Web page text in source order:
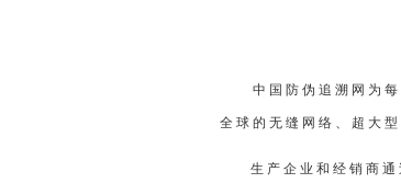
中国防伪追溯网为
全球的无缝网络、超大
生产企业和经销商